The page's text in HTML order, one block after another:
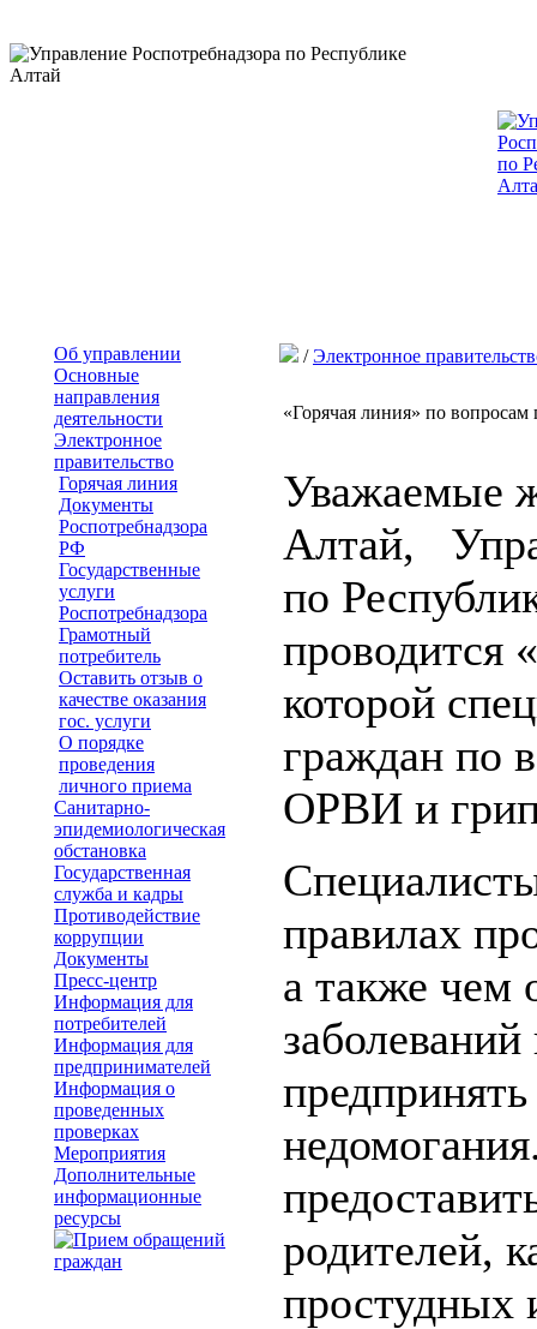
Об управлении
Основные
направления
деятельности
Электронное
правительство
Горячая линия
Документы
Роспотребнадзора
РФ
Государственные
услуги
Роспотребнадзора
Грамотный
потребитель
Оставить отзыв о
качестве оказания
гос. услуги
О порядке
проведения
личного приема
Санитарно-
эпидемиологическая
обстановка
Государственная
служба и кадры
Противодействие
коррупции
Документы
Пресс-центр
Информация для
потребителей
Информация для
предпринимателей
Информация о
проведенных
проверках
Мероприятия
Дополнительные
информационные
ресурсы
/Электронное
«Горячая линия» по
Уважаемые
Алтай,
по
проводится
которой
граждан по
ОРВИ и
правилах
а также чем
родителей,
простудных